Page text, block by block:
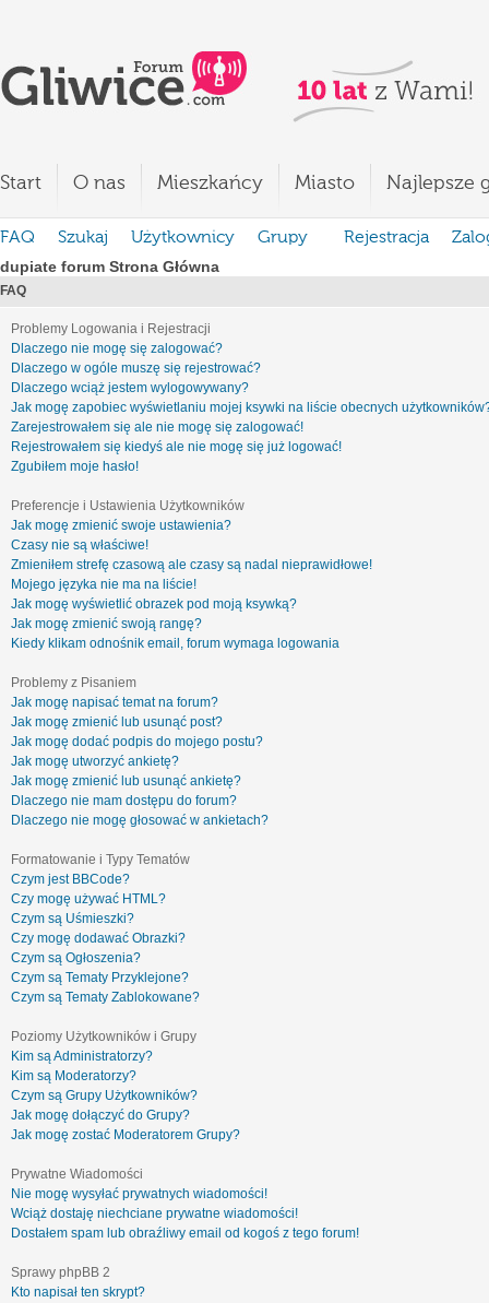
Start O nas Mieszkańcy Miasto Najlepsze
FAQ Szukaj Użytkownicy Grupy Rejestracja
dupiate forum Strona Główna
FAQ
Problemy Logowania i Rejestracji
Dlaczego nie mogę się zalogować?
Dlaczego w ogóle muszę się rejestrować?
Dlaczego wciąż jestem wylogowywany?
Jak mogę zapobiec wyświetlaniu mojej ksywki na liście obecnych
Zarejestrowałem się ale nie mogę się zalogować!
Rejestrowałem się kiedyś ale nie mogę się już logować!
Zgubiłem moje hasło!
Preferencje i Ustawienia Użytkowników
Jak mogę zmienić swoje ustawienia?
Czasy nie są właściwe!
Zmieniłem strefę czasową ale czasy są nadal nieprawidłowe!
Mojego języka nie ma na liście!
Jak mogę wyświetlić obrazek pod moją ksywką?
Jak mogę zmienić swoją rangę?
Kiedy klikam odnośnik email, forum wymaga logowania
Problemy z Pisaniem
Jak mogę napisać temat na forum?
Jak mogę zmienić lub usunąć post?
Jak mogę dodać podpis do mojego postu?
Jak mogę utworzyć ankietę?
Jak mogę zmienić lub usunąć ankietę?
Dlaczego nie mam dostępu do forum?
Dlaczego nie mogę głosować w ankietach?
Formatowanie i Typy Tematów
Czym jest BBCode?
Czy mogę używać HTML?
Czym są Uśmieszki?
Czy mogę dodawać Obrazki?
Czym są Ogłoszenia?
Czym są Tematy Przyklejone?
Czym są Tematy Zablokowane?
Poziomy Użytkowników i Grupy
Kim są Administratorzy?
Kim są Moderatorzy?
Czym są Grupy Użytkowników?
Jak mogę dołączyć do Grupy?
Jak mogę zostać Moderatorem Grupy?
Prywatne Wiadomości
Nie mogę wysyłać prywatnych wiadomości!
Wciąż dostaję niechciane prywatne wiadomości!
Dostałem spam lub obraźliwy email od kogoś z tego forum!
Sprawy phpBB 2
Kto napisał ten skrypt?